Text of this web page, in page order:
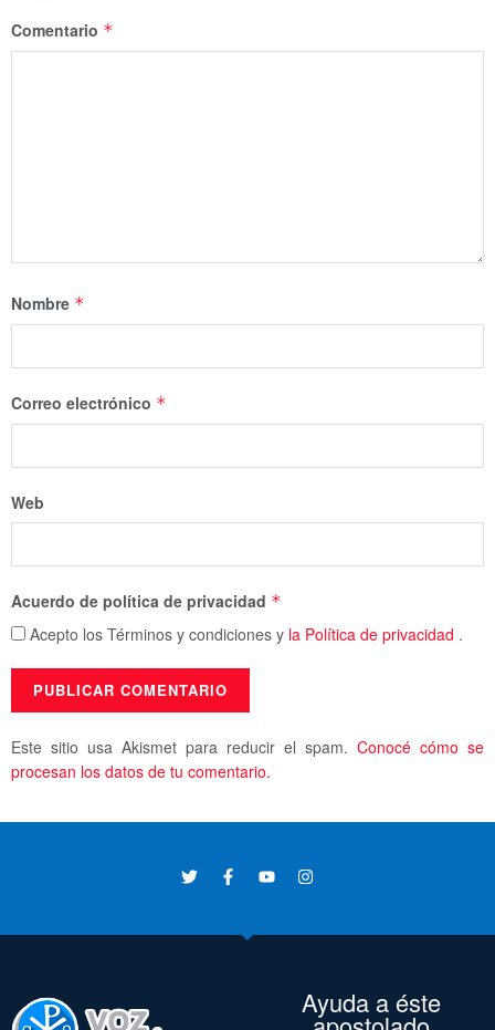
Comentario *
Nombre *
Correo electrónico *
Web
Acuerdo de política de privacidad *
Acepto los Términos y condiciones y la Política de privacidad .
Este sitio usa Akismet para reducir el spam. Conocé cómo se
procesan los datos de tu comentario.
Ayuda a éste